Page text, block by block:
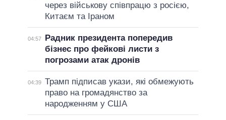
через військову співпрацю з росією,
Китаєм та Іраном
04:57
Радник президента попередив
бізнес про фейкові листи з
погрозами атак дронів
04:39 Трамп підписав укази, які обмежують
право на громадянство за
народженням у США